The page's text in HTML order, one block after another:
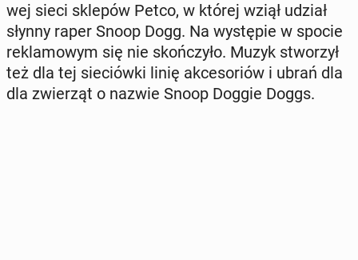
wej sieci sklepów Petco, w której wziął udział
słynny raper Snoop Dogg. Na wy­stę­pie w spocie
re­kla­mo­wym się nie skoń­czy­ło. Muzyk stwo­rzył
też dla tej sie­ciów­ki linię ak­ce­so­riów i ubrań dla
dla zwie­rząt o nazwie Snoop Doggie Doggs.